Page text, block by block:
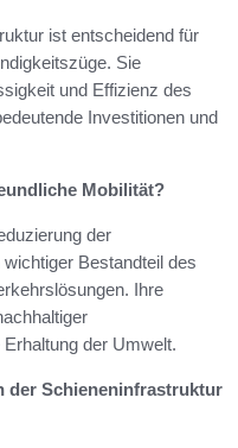
ist entscheidend für
Sie
und Effizienz des
Investitionen und
Mobilität?
der
Bestandteil des
Ihre
der Umwelt.
der Schieneninfrastruktur